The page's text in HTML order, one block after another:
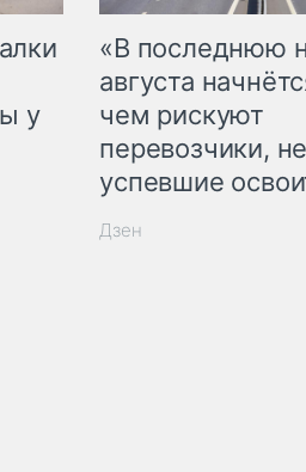
у
«В последнюю
августа
чем рискуют
перевозчики, не
успевшие
Дзен